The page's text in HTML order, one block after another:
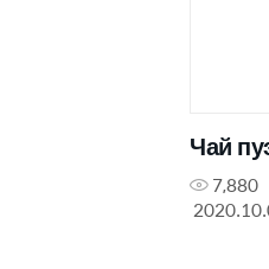
Чай
7,880